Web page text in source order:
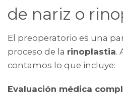
de nariz o
El preoperatorio es una
proceso de la rinoplastia.
contamos lo que incluye:
Evaluación médica